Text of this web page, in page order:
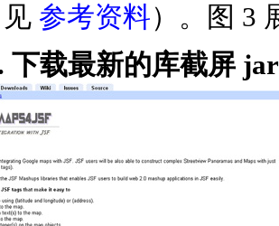
参考资料）。图 3
下载最新的库截屏 jar